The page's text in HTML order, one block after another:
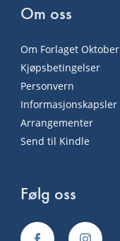
Om oss
Om Forlaget Oktober
Kjøpsbetingelser
Personvern
Informasjonskapsler
Arrangementer
Send til Kindle
Følg oss